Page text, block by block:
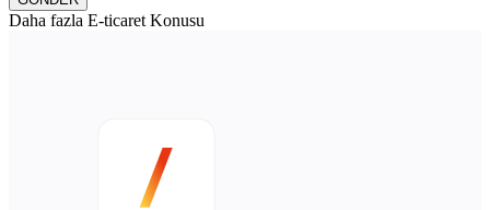
Daha fazla E-ticaret Konusu